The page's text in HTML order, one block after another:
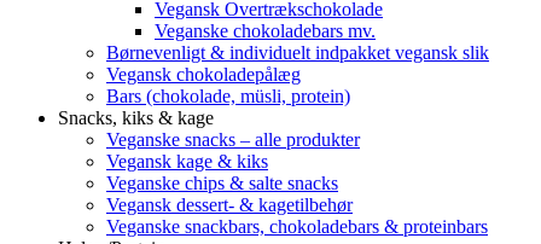
Vegansk Overtrækschokolade
Veganske chokoladebars mv.
Børnevenligt & individuelt indpakket vegansk slik
Vegansk chokoladepålæg
Bars (chokolade, müsli, protein)
Snacks, kiks & kage
Veganske snacks – alle produkter
Vegansk kage & kiks
Veganske chips & salte snacks
Vegansk dessert- & kagetilbehør
Veganske snackbars, chokoladebars & proteinbars